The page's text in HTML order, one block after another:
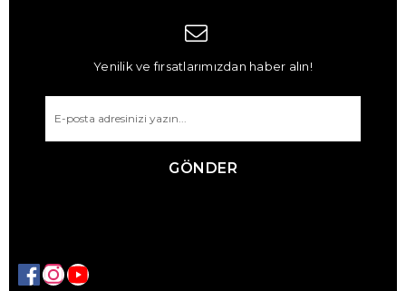
Yenilik ve fırsatlarımızdan haber alın!
GÖNDER